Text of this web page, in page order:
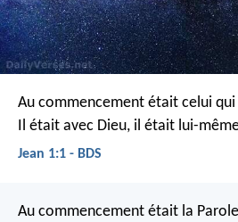
Au commencement était celui
Il était avec Dieu, il était lui-
Jean 1:1 - BDS
Au commencement était la